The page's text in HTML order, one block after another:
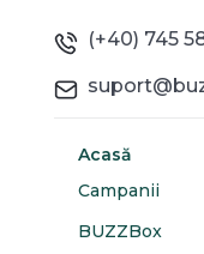
(+40) 745
Acasă
Campanii
BUZZBox